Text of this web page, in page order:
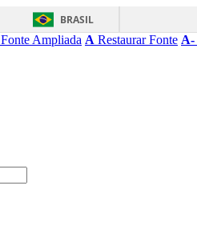
BRASIL
Fonte Ampliada A Restaurar Fonte A-